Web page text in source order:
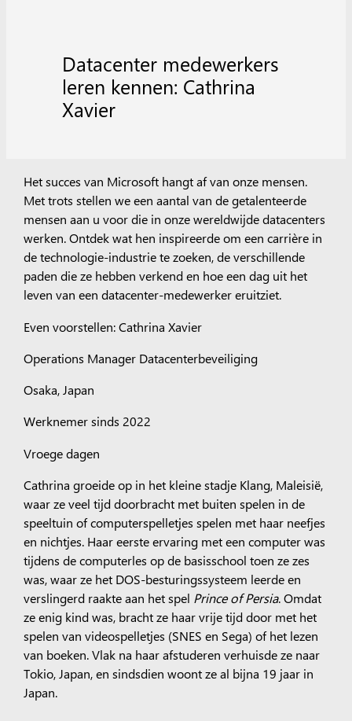
Datacenter medewerkers
leren kennen: Cathrina
Xavier
Het succes van Microsoft hangt af van onze mensen.
Met trots stellen we een aantal van de getalenteerde
mensen aan u voor die in onze wereldwijde datacenters
werken.Ontdek wat hen inspireerde om een carrière in
de technologie-industrie te zoeken, de verschillende
paden die ze hebben verkend en hoe een dag uit het
leven van een datacenter-medewerker eruitziet.
Even voorstellen: Cathrina Xavier
Operations Manager Datacenterbeveiliging
Osaka, Japan
Werknemer sinds 2022
Vroege dagen
Cathrina groeide op in het kleine stadje Klang, Maleisië,
waar ze veel tijd doorbracht met buiten spelen in de
speeltuin of computerspelletjes spelen met haar neefjes
en nichtjes. Haar eerste ervaring met een computer was
tijdens de computerles op de basisschool toen ze zes
was, waar ze het DOS-besturingssysteem leerde en
verslingerd raakte aan het spel Prince of Persia. Omdat
ze enig kind was, bracht ze haar vrije tijd door met het
spelen van videospelletjes (SNES en Sega) of het lezen
van boeken. Vlak na haar afstuderen verhuisde ze naar
Tokio, Japan, en sindsdien woont ze al bijna 19 jaar in
Japan.